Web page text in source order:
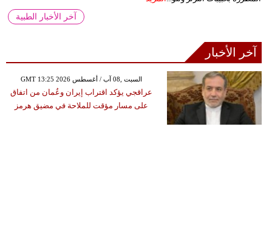
آخر الأخبار الطبية
آخر الأخبار
GMT 13:25 2026 السبت ,08 آب / أغسطس
عراقجي يؤكد اقتراب إيران وعُمان من اتفاق
على مسار مؤقت للملاحة في مضيق هرمز